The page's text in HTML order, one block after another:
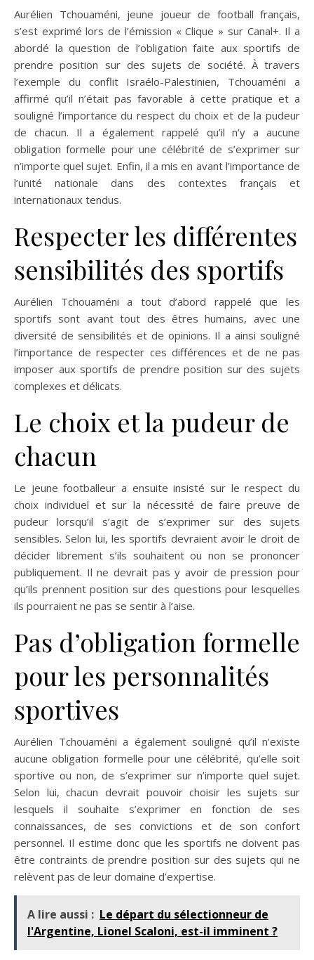
Aurélien Tchouaméni, jeune joueur de football français,
s’est exprimé lors de l’émission « Clique » sur Canal+. Il a
abordé la question de l’obligation faite aux sportifs de
prendre position sur des sujets de société. À travers
l’exemple du conflit Israélo-Palestinien, Tchouaméni a
affirmé qu’il n’était pas favorable à cette pratique et a
souligné l’importance du respect du choix et de la pudeur
de chacun. Il a également rappelé qu’il n’y a aucune
obligation formelle pour une célébrité de s’exprimer sur
n’importe quel sujet. Enfin, il a mis en avant l’importance de
l’unité nationale dans des contextes français et
internationaux tendus.
Respecter les différentes
sensibilités des sportifs
Aurélien Tchouaméni a tout d’abord rappelé que les
sportifs sont avant tout des êtres humains, avec une
diversité de sensibilités et de opinions. Il a ainsi souligné
l’importance de respecter ces différences et de ne pas
imposer aux sportifs de prendre position sur des sujets
complexes et délicats.
Le choix et la pudeur de
chacun
Le jeune footballeur a ensuite insisté sur le respect du
choix individuel et sur la nécessité de faire preuve de
pudeur lorsqu’il s’agit de s’exprimer sur des sujets
sensibles. Selon lui, les sportifs devraient avoir le droit de
décider librement s’ils souhaitent ou non se prononcer
publiquement. Il ne devrait pas y avoir de pression pour
qu’ils prennent position sur des questions pour lesquelles
ils pourraient ne pas se sentir à l’aise.
Pas d’obligation formelle
pour les personnalités
sportives
Aurélien Tchouaméni a également souligné qu’il n’existe
aucune obligation formelle pour une célébrité, qu’elle soit
sportive ou non, de s’exprimer sur n’importe quel sujet.
Selon lui, chacun devrait pouvoir choisir les sujets sur
lesquels il souhaite s’exprimer en fonction de ses
connaissances, de ses convictions et de son confort
personnel. Il estime donc que les sportifs ne doivent pas
être contraints de prendre position sur des sujets qui ne
relèvent pas de leur domaine d’expertise.
A lire aussi : Le départ du sélectionneur de
l'Argentine, Lionel Scaloni, est-il imminent ?